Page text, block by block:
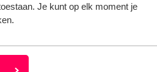
Je kunt op elk moment je